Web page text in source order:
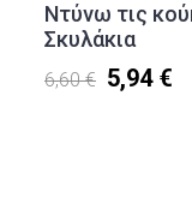
Ντύνω τις
Σκυλάκια
6,60 € 5,94 €